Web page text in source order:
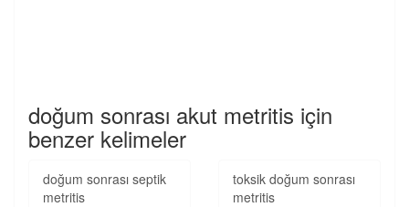
doğum sonrası akut metritis için
benzer kelimeler
doğum sonrası septik
metritis
toksik doğum sonrası
metritis